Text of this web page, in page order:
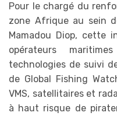
Pour le chargé du
zone Afrique au sein
Mamadou Diop, cette
opérateurs
technologies de suivi
de Global Fishing
VMS, satellitaires et
à haut risque de